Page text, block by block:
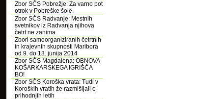
Zbor SČS Pobrežje: Za varno pot
otrok v Pobreške šole
Zbor SČS Radvanje: Mestnih
svetnikov iz Radvanja njihova
četrt ne zanima
Zbori samoorganiziranih četrtnih
in krajevnih skupnosti Maribora
od 9. do 13. junija 2014
Zbor SČS Magdalena: OBNOVA
KOŠARKARSKEGA IGRIŠČA
BO!
Zbor SČS Koroška vrata: Tudi v
Koroških vratih že razmišljali o
prihodnjih letih